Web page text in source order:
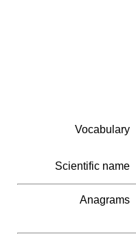
Vocabulary
Scientific name
Anagrams